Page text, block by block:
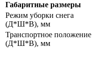
Габаритные размеры
Режим уборки снега
(Д*Ш*В), мм
Транспортное положение
(Д*Ш*В), мм